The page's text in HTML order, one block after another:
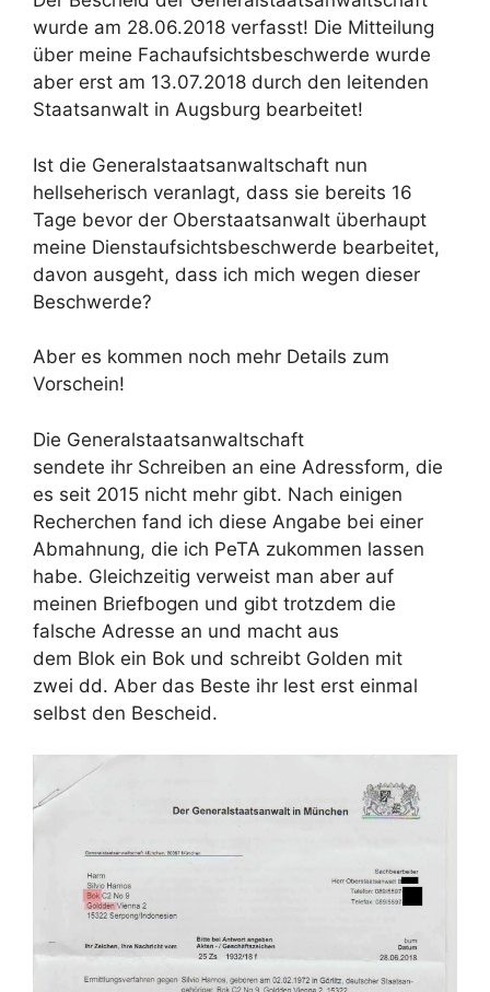
wurde am 28.06.2018 verfasst! Die Mitteilung
über meine Fachaufsichtsbeschwerde wurde
aber erst am 13.07.2018 durch den leitenden
Staatsanwalt in Augsburg bearbeitet!
Ist die Generalstaatsanwaltschaft nun
hellseherisch veranlagt, dass sie bereits 16
Tage bevor der Oberstaatsanwalt überhaupt
meine Dienstaufsichtsbeschwerde bearbeitet,
davon ausgeht, dass ich mich wegen dieser
Beschwerde?
Aber es kommen noch mehr Details zum
Vorschein!
Die Generalstaatsanwaltschaft
sendete ihr Schreiben an eine Adressform, die
es seit 2015 nicht mehr gibt. Nach einigen
Recherchen fand ich diese Angabe bei einer
Abmahnung, die ich PeTA zukommen lassen
habe. Gleichzeitig verweist man aber auf
meinen Briefbogen und gibt trotzdem die
falsche Adresse an und macht aus
dem Blok ein Bok und schreibt Golden mit
zwei dd. Aber das Beste ihr lest erst einmal
selbst den Bescheid.